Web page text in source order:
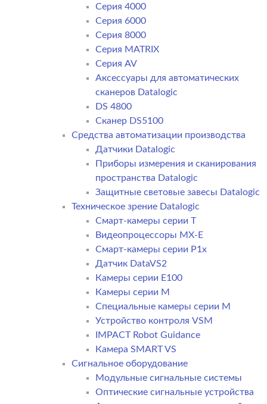
Серия 4000
Серия 6000
Серия 8000
Серия MATRIX
Серия AV
Аксессуары для автоматических
сканеров Datalogic
DS 4800
Сканер DS5100
Средства автоматизации производства
Датчики Datalogic
Приборы измерения и сканирования
пространства Datalogic
Защитные световые завесы Datalogic
Техническое зрение Datalogic
Смарт-камеры серии T
Видеопроцессоры MX-E
Смарт-камеры серии P1x
Датчик DataVS2
Камеры серии E100
Камеры серии M
Специальные камеры серии M
Устройство контроля VSM
IMPACT Robot Guidance
Камера SMART VS
Cигнальное оборудование
Модульные сигнальные системы
Оптические сигнальные устройства